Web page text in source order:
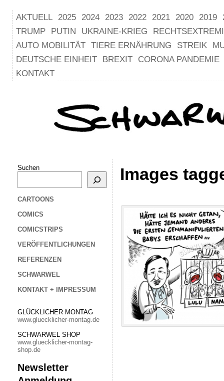
AKTUELL 2025 2024 2023 2022 2021 2020 2019
TRUMP
PUTIN UKRAINE-KRIEG
AUTO MOBILITÄT TIERE ERNÄHRUNG STREIK
DEUTSCHE EINHEIT
BREXIT
CORONA PANDEMIE
KONTAKT
Suchen
CARTOONS
COMICS
COMICSTRIPS
VERÖFFENTLICHUNGEN
REFERENZEN
SCHWARWEL
KONTAKT + IMPRESSUM
GLÜCKLICHER MONTAG
www.gluecklicher-montag.de
SCHWARWEL SHOP
www.gluecklicher-montag-
shop.de
Newsletter
Images